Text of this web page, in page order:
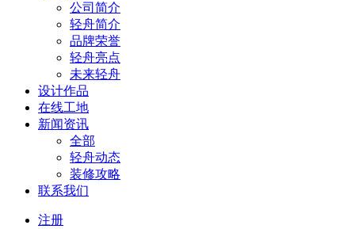
公司简介
轻舟简介
品牌荣誉
轻舟亮点
未来轻舟
设计作品
在线工地
新闻资讯
全部
轻舟动态
装修攻略
联系我们
注册